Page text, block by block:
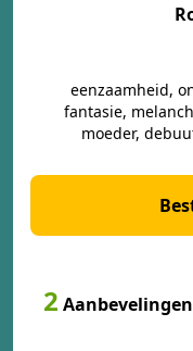
eenzaamheid,
fantasie,
moeder,
2 Aanbevelingen